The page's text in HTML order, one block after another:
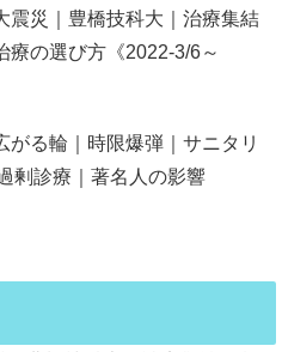
震災｜豊橋技科大｜治療集結
療の選び方《2022-3/6～
がる輪｜時限爆弾｜サニタリ
剰診療｜著名人の影響